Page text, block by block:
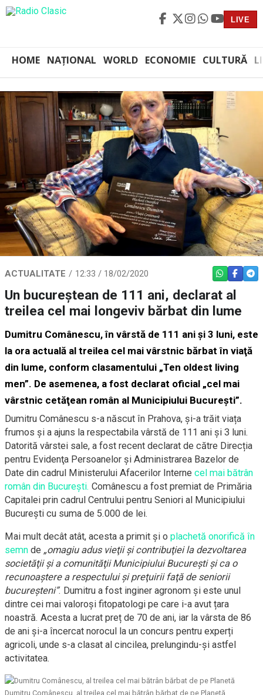
LIVE
HOME NAȚIONAL WORLD ECONOMIE CULTURĂ
ACTUALITATE 12:33 / 18/02/2020 WHATSAPP
Un bucureştean de 111 ani, declarat al
treilea cel mai longeviv bărbat din lume
Dumitru Comânescu, în vârstă de 111 ani şi 3 luni, este
la ora actuală al treilea cel mai vârstnic bărbat în viaţă
din lume, conform clasamentului „Ten oldest living
men”. De asemenea, a fost declarat oficial „cel mai
vârstnic cetăţean român al Municipiului Bucureşti”.
Dumitru Comânescu s-a născut în Prahova, și-a trăit viața
frumos și a ajuns la respectabila vârstă de 111 ani și 3 luni.
Datorită vârstei sale, a fost recent declarat de către Direcția
pentru Evidenţa Persoanelor şi Administrarea Bazelor de
Date din cadrul Ministerului Afacerilor Interne cel mai bătrân
român din București. Comânescu a fost premiat de Primăria
Capitalei prin cadrul Centrului pentru Seniori al Municipiului
București cu suma de 5.000 de lei.
Mai mult decât atât, acesta a primit și o plachetă onorifică în
semn de „omagiu adus vieţii şi contribuţiei la dezvoltarea
societăţii şi a comunităţii Municipiului Bucureşti şi ca o
recunoaştere a respectului şi preţuirii faţă de seniorii
bucureşteni”. Dumitru a fost inginer agronom și este unul
dintre cei mai valoroși fitopatologi pe care i-a avut țara
noastră. Acesta a lucrat preț de 70 de ani, iar la vârsta de 86
de ani și-a încercat norocul la un concurs pentru experți
agricoli, unde s-a clasat al cincilea, prelungindu-și astfel
activitatea.
Dumitru Comânescu, al treilea cel mai bătrân bărbat de pe Planetă